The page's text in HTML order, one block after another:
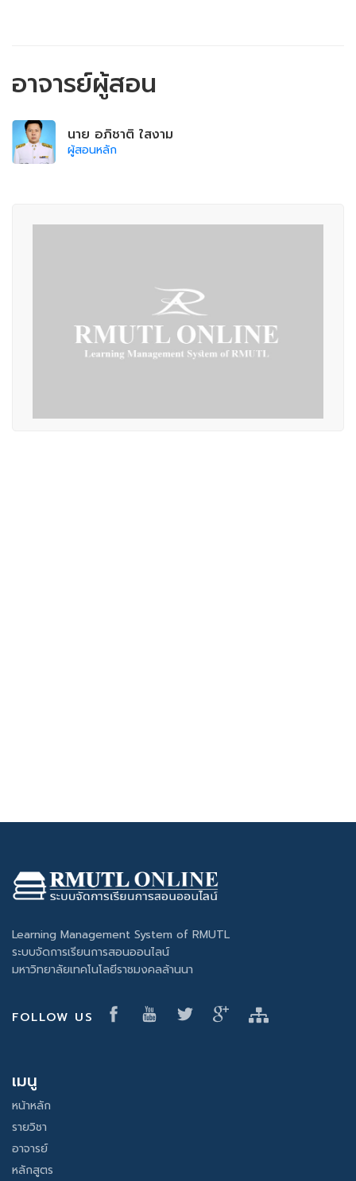
อาจารย์ผู้สอน
นาย อภิชาติ ใสงาม
ผู้สอนหลัก
Learning Management System of RMUTL
ระบบจัดการเรียนการสอนออนไลน์
มหาวิทยาลัยเทคโนโลยีราชมงคลล้านนา
FOLLOW US
เมนู
หน้าหลัก
รายวิชา
อาจารย์
หลักสูตร